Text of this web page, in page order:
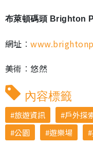
布萊頓碼頭 Brighton
網址︰
美術︰悠然
內容標籤
旅遊資訊 戶外探
公園
遊樂場